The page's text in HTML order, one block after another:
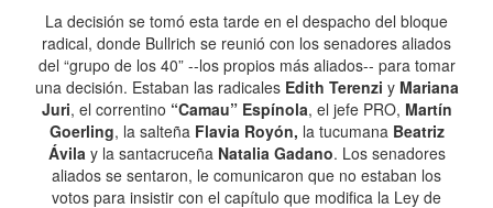
La decisión se tomó esta tarde en el despacho del bloque
radical, donde Bullrich se reunió con los senadores aliados
del “grupo de los 40” --los propios más aliados-- para tomar
una decisión. Estaban las radicales Edith Terenzi y Mariana
Juri, el correntino “Camau” Espínola, el jefe PRO, Martín
Goerling, la salteña Flavia Royón, la tucumana Beatriz
Ávilay la santacruceñaNatalia Gadano. Los senadores
aliados se sentaron, le comunicaron que no estaban los
votos para insistir con el capítulo que modifica la Ley de